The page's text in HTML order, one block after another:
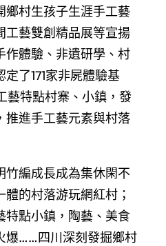
鄉村生孩子生涯手工藝
工藝雙創精品展等宣揚
作體驗、非遺研學、村
了171家非屍體驗基
藝特點村寨、小鎮，發
推進手工藝元素與村落
竹編成長成為集休閑不
的村落游玩網紅村；
特點小鎮，陶藝、美食
爆……四川深刻發掘鄉村